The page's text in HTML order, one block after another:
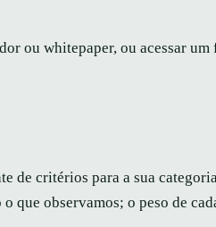
ou whitepaper, ou acessar um
de critérios para a sua
que observamos; o peso de